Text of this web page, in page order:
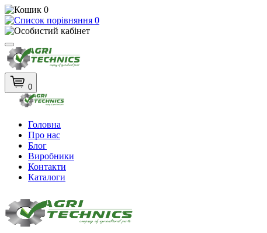
0
0
0
Головна
Про нас
Блог
Виробники
Контакти
Каталоги